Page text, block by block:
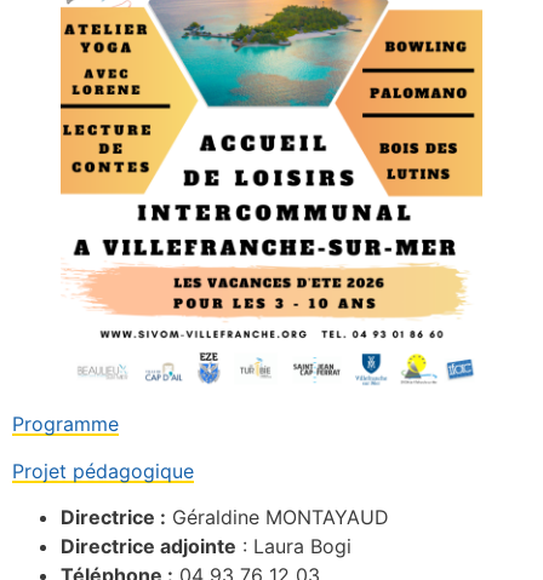
Programme
Projet pédagogique
Directrice : Géraldine MONTAYAUD
Directrice adjointe : Laura Bogi